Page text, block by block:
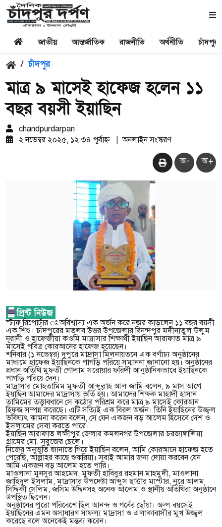
জাতীয় আন্তর্জাতিক রাজনীতি অর্থনীতি চাঁদপুর
/ চাঁদপুর
মাত্র ৯ মাসেই হাফেজ হলেন ১১
বছর বয়সী ইয়াছিন
chandpurdarpan
২ নভেম্বর ২০২৫, ১২:৩৪ পূর্বাহ্ন
অনলাইন সংস্করণ
অ- অ+
স্টাফ রিপোর্টার ঃ অবিশ্বাস্য এক অর্জন করে নজর কাড়লেন ১১ বছর বয়সী
এক শিশু। চাঁদপুরের মতলব উত্তর উপজেলার বিনন্দপুর মদীনাতুল উলুম
নূরানী ও হাফেজীয়া কওমি মাদ্রাসার শিক্ষার্থী ইয়াছিন আরাফাত মাত্র ৯
মাসেই পবিত্র কোরআনের হাফেজ হয়েছেন।
শনিবার (১ নভেম্বর) দুপুরে মাদ্রাসা মিলনায়তনে এক বর্ণাঢ্য অনুষ্ঠানের
মাধ্যমে হাফেজ ইয়াছিনকে পাগড়ি পরিয়ে সম্মাননা জানানো হয়। অনুষ্ঠানের
প্রধান অতিথি মুফতী গোলাম সরোয়ার ফরিদী আনুষ্ঠানিকভাবে ইয়াছিনকে
পাগড়ি পরিয়ে দেন।
মাদ্রাসার মোহতামিম মুফতী আব্দুল্লাহ আল জামি বলেন, ৯ মাস আগে
ইয়াছিন আমাদের মাদ্রাসায় ভর্তি হয়। আমাদের শিক্ষক মাহাদী হাসান
তামিমের তত্ত্বাবধানে সে কঠোর পরিশ্রম করে মাত্র ৯ মাসেই কোরআন
হিফজ সম্পন্ন করেছে। এটি সত্যিই এক বিরল অর্জন। তিনি ইয়াছিনের উজ্জ্বল
ভবিষ্যৎ কামনা করেন বলেন, সে যেন একজন বড় আলেম হিসেবে দেশ ও
ইসলামের সেবা করতে পারে।
ইয়াছিন আরাফাত লক্ষীপুর জেলার কমলনগর উপজেলার চরজাঙ্গালিয়া
গ্রামের মো. সবুজের ছেলে।
নিজের অনুভূতি জানাতে গিয়ে ইয়াছিন বলেন, আমি কোরআনে হাফেজ হতে
পেরেছি, আল্লাহর কাছে শুকরিয়া। সবাই আমার জন্য দোয়া করবেন যেন
আমি একজন বড় আলেম হতে পারি।
মাওলানা মুনসুর আহমেদ, মুফতী হাবিবুর রহমান মাহমুদী, মাওলানা
জাহিদুল ইসলাম, মাদ্রাসার উপদেষ্টা আব্দুস ছাত্তার মাস্টার, নুরে আলম
সিদ্দিকী সেলিম, জসিম উদ্দিনসহ অনেক আলেম ও স্থানীয় অতিথিরা অনুষ্ঠানে
উপস্থিত ছিলেন।
অনুষ্ঠানের পুরো পরিবেশে ছিল আনন্দ ও গর্বের ছোঁয়া। অল্প বয়সেই
ইয়াছিনের এমন অসাধারণ সাফল্য মাদ্রাসা ও এলাকাবাসীর মুখ উজ্জ্বল
করেছে বলে অনেকেই মন্তব্য করেন।